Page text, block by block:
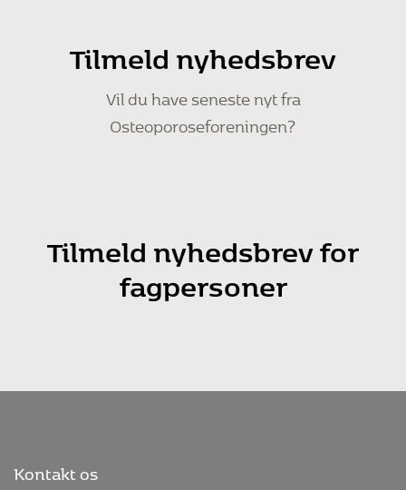
Tilmeld nyhedsbrev
Vil du have seneste nyt fra
Osteoporoseforeningen?
Tilmeld nyhedsbrev for
fagpersoner
Kontakt os